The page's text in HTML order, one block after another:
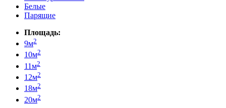
Белые
Парящие
Площадь:
9м2
10м2
11м2
12м2
18м2
20м2